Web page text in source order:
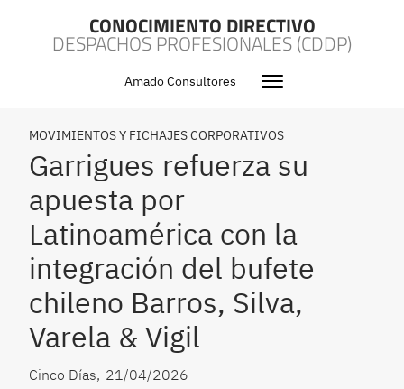
CONOCIMIENTO DIRECTIVO
DESPACHOS PROFESIONALES (CDDP)
Amado Consultores
MOVIMIENTOS Y FICHAJES CORPORATIVOS
Garrigues refuerza su
apuesta por
Latinoamérica con la
integración del bufete
chileno Barros, Silva,
Varela & Vigil
Cinco Días, 21/04/2026